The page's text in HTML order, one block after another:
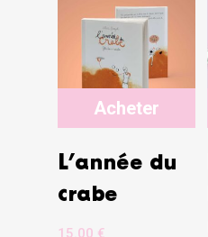
Acheter
L’année du
crabe
15.00 €